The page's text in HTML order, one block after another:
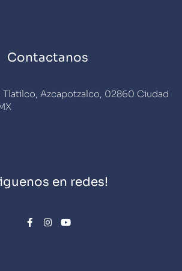
Contactanos
Tlatilco, Azcapotzalco, 02860 Ciudad
en redes!
F
a
I
n
Y
o